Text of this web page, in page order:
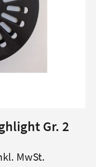
Gr. 2
MwSt.